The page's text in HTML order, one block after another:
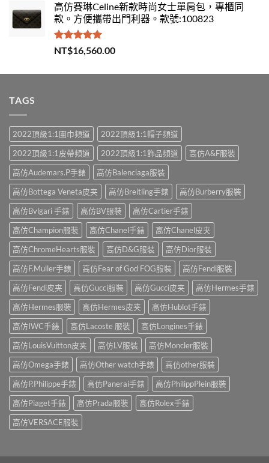
高仿賽琳Celine新款時尚女士單肩包，專櫃同
款。方便攜帶出門利器。款號:100823
評分5.00
滿分 5
NT$16,560.00
TAGS
2022頂級1:1圍巾頻道
2022頂級1:1帽子頻道
2022頂級1:1皮帶頻道
2022頂級1:1飾品頻道
高仿A&F服裝
高仿Audemars.P手錶
高仿Balenciaga服裝
高仿Bottega Veneta皮夹
高仿Breitling手錶
高仿Burberry服裝
高仿Bvlgari 手錶
高仿BV服裝
高仿Cartier手錶
高仿Champion服裝
高仿Chanel手錶
高仿Chanel皮夹
高仿ChromeHearts服裝
高仿D&G服裝
高仿Dior服裝
高仿F.Muller手錶
高仿Fear of God FOG服裝
高仿Fendi服裝
高仿Fendi皮夹
高仿Gucci服裝 高仿Gucci皮夹
高仿Hermes手錶
高仿Hermes服裝
高仿Hermes皮夹
高仿Hublot手錶
高仿IWC手錶
高仿Lacoste 服裝
高仿Longines手錶
高仿LouisVuitton皮夹
高仿LV服裝
高仿Moncler服裝
高仿Omega手錶
高仿Other watch手錶
高仿other服裝
高仿P.Philippe手錶
高仿Panerai手錶
高仿PhilippPlein服裝
高仿Piaget手錶
高仿Prada服裝
高仿Rolex手錶
高仿VERSACE服裝